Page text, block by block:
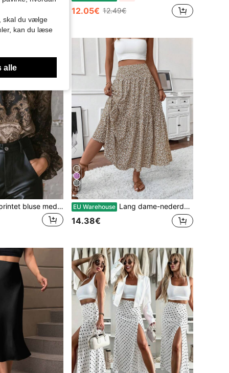
12.05€ 12.49€
2026 ny paisley-printet bluse med mock-hals/høj hals, klokkeærme/store klokkeærmer, falsk satin-følelse, luksuriøs guldprintet chiffonbluse, gotisk victoriansk stil høj hals top (gotisk victoriansk elegant aftenfest top, steampunk-æstetik flæseærme bluse (steampunk-æstetik), elegant arbejdsskjorte til efterår/vinter, blød flydende vintage-print top, luksuriøs æstetik efterår/vinter indre lag, professionelle kvinder, luksuriøs boheme, plus size venlig)
19
EU Warehouse Lang dame-nederdel med små blomsterprint, afslappet elastik i taljen med lommer, flæsekant, A-formet nederdel til sommerferie og forår, boho chic
14.38€
skal du vælge
kan du læse
alle